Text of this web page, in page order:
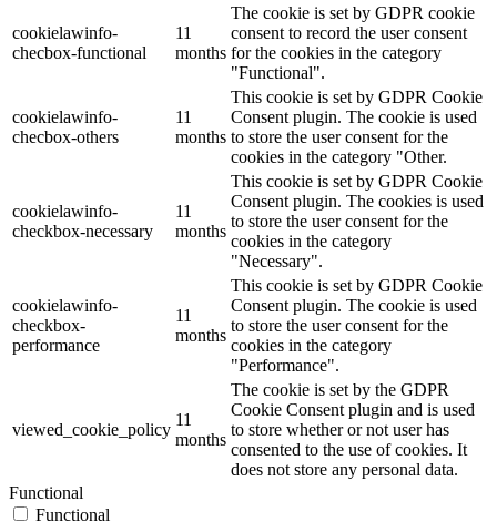
cookielawinfo-
checbox-functional
11
months
The cookie is set by GDPR cookie
consent to record the user consent
for the cookies in the category
"Functional".
cookielawinfo-
checbox-others
11
months
This cookie is set by GDPR Cookie
Consent plugin. The cookie is used
to store the user consent for the
cookies in the category "Other.
cookielawinfo-
checkbox-necessary
11
months
This cookie is set by GDPR Cookie
Consent plugin. The cookies is used
to store the user consent for the
cookies in the category
"Necessary".
cookielawinfo-
checkbox-
performance
11
months
This cookie is set by GDPR Cookie
Consent plugin. The cookie is used
to store the user consent for the
cookies in the category
"Performance".
viewed_cookie_policy
11
months
The cookie is set by the GDPR
Cookie Consent plugin and is used
to store whether or not user has
consented to the use of cookies. It
does not store any personal data.
Functional
Functional